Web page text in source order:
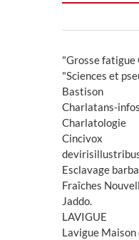
"Grosse fatigue
"Sciences et
Bastison
Charlatans-infos
Charlatologie
Cincivox
Esclavage
Fraîches
Jaddo.
LAVIGUE
Lavigue Maison